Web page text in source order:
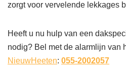
zorgt voor vervelende lekkages
Heeft u nu hulp van een
nodig? Bel met de alarmlijn van
NieuwHeeten: 055-2002057